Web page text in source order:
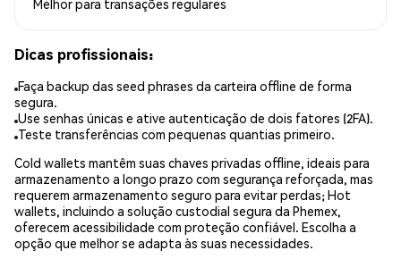
Melhor para transações regulares
Dicas profissionais:
Faça backup das seed phrases da carteira offline de forma
segura.
Use senhas únicas e ative autenticação de dois fatores (2FA).
Teste transferências com pequenas quantias primeiro.
Cold wallets mantêm suas chaves privadas offline, ideais para
armazenamento a longo prazo com segurança reforçada, mas
requerem armazenamento seguro para evitar perdas; Hot
wallets, incluindo a solução custodial segura da Phemex,
oferecem acessibilidade com proteção confiável. Escolha a
opção que melhor se adapta às suas necessidades.